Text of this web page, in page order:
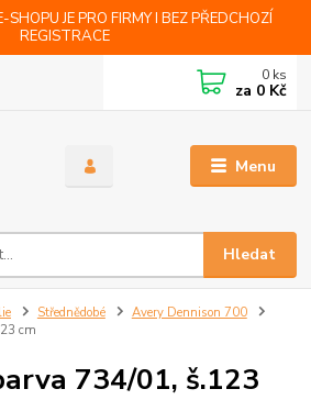
JE PRO FIRMY I BEZ PŘEDCHOZÍ
REGISTRACE
Menu
Hledat
0 ks
za 0 Kč
Střednědobé
Avery Dennison 700
cm
734/01, š.123